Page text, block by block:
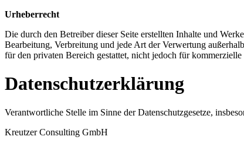
Urheberrecht
Die durch den Betreiber dieser Seite erstellten Inhalte und
Bearbeitung, Verbreitung und jede Art der Verwertung
für den privaten Bereich gestattet, nicht jedoch für
Datenschutzerklärung
Verantwortliche Stelle im Sinne der Datenschutzgesetze,
Kreutzer Consulting GmbH